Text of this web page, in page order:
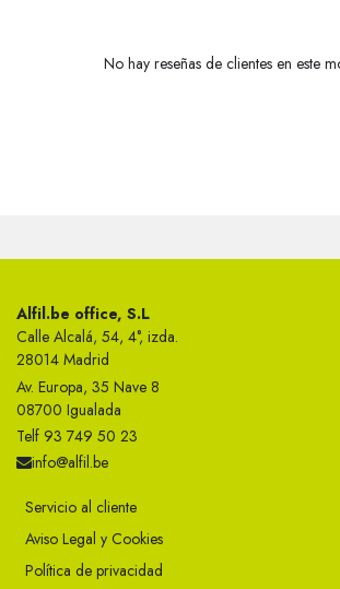
No hay reseñas de clientes en este
Alfil.be office, S.L
Calle Alcalá, 54, 4°, izda.
28014 Madrid
Av. Europa, 35 Nave 8
08700 Igualada
Telf 93 749 50 23
info@alfil.be
Servicio al cliente
Aviso Legal y Cookies
Política de privacidad